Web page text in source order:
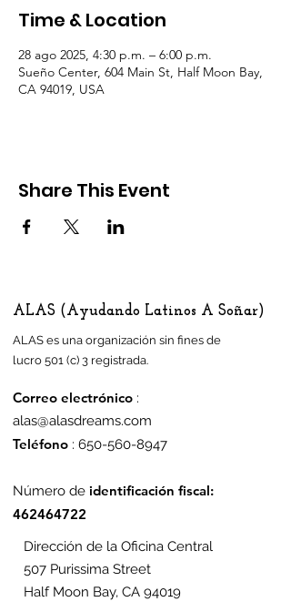
Time & Location
28 ago 2025, 4:30 p.m. – 6:00 p.m.
Sueño Center, 604 Main St, Half Moon Bay,
CA 94019, USA
Share This Event
ALAS (Ayudando Latinos A Soñar)
ALAS es una organización sin fines de
lucro 501 (c) 3 registrada.
Correo electrónico :
alas@alasdreams.com
Teléfono : 650-560-8947
Número de identificación fiscal:
462464722
Dirección de la Oficina Central
507 Purissima Street
Half Moon Bay, CA 94019